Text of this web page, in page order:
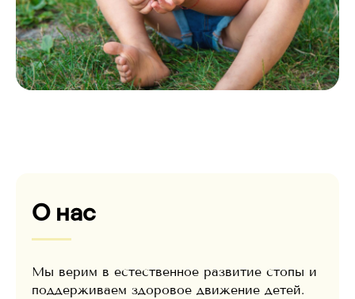
О нас
Мы верим в естественное развитие стопы и
поддерживаем здоровое движение детей.